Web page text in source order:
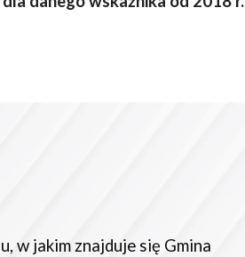
w jakim znajduje się Gmina